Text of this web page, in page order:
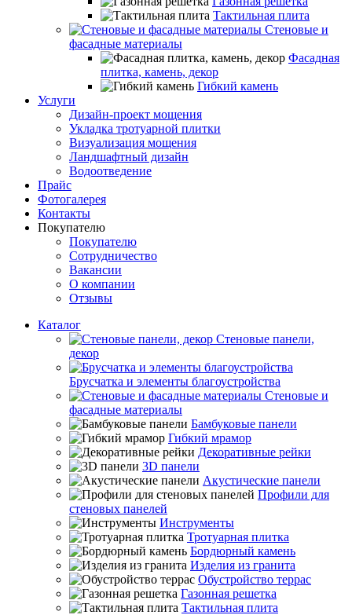
Тактильная плита
Стеновые и
фасадные материалы
Фасадная
плитка, камень, декор
Гибкий камень
Услуги
Дизайн-проект мощения
Укладка тротуарной плитки
Визуализация мощения
Ландшафтный дизайн
Водоотведение
Прайс
Фотогалерея
Контакты
Покупателю
Покупателю
Сотрудничество
Вакансии
О компании
Отзывы
Каталог
Стеновые панели,
декор
Брусчатка и элементы благоустройства
Стеновые и
фасадные материалы
Бамбуковые панели
Гибкий мрамор
Декоративные рейки
3D панели
Акустические панели
Профили для
стеновых панелей
Инструменты
Тротуарная плитка
Бордюрный камень
Изделия из гранита
Обустройство террас
Газонная решетка
Тактильная плита